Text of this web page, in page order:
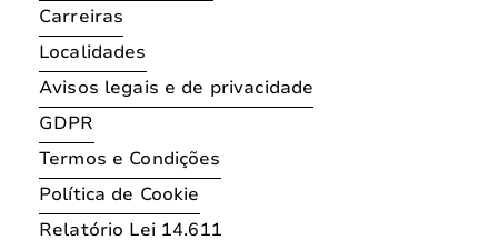
Carreiras
Localidades
Avisos legais e de privacidade
GDPR
Termos e Condições
Política de Cookie
Relatório Lei 14.611